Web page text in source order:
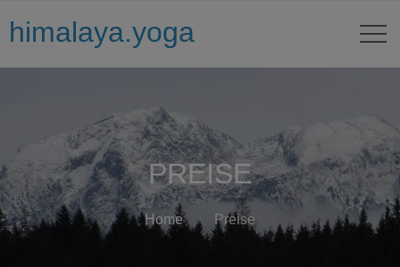
himalaya.yoga
PREISE
Home Preise